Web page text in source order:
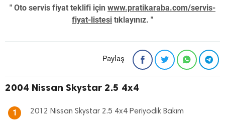
" Oto servis fiyat teklifi için www.pratikaraba.com/servis-
fiyat-listesi tıklayınız. "
Paylaş
2004 Nissan Skystar 2.5 4x4
1 2012 Nissan Skystar 2.5 4x4 Periyodik Bakım